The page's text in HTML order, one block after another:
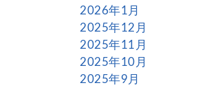
2026年1月
2025年12月
2025年11月
2025年10月
2025年9月